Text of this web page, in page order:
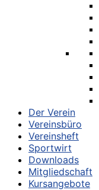
Der Verein
Vereinsbüro
Vereinsheft
Sportwirt
Downloads
Mitgliedschaft
Kursangebote